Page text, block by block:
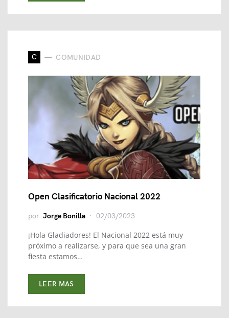
C COMUNIDAD
Open Clasificatorio Nacional 2022
por Jorge Bonilla 02/03/2023
¡Hola Gladiadores! El Nacional 2022 está muy
próximo a realizarse, y para que sea una gran
fiesta estamos…
LEER MAS